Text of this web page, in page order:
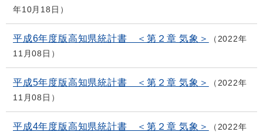
年10月18日
平成6年度版高知県統計書 ＜第２章 気象＞
2022年
11月08日
平成5年度版高知県統計書 ＜第２章 気象＞
2022年
11月08日
平成4年度版高知県統計書 ＜第２章 気象＞
2022年